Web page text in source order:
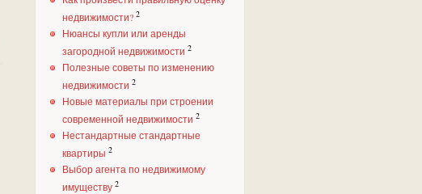
недвижимости? 2
Нюансы купли или аренды
загородной недвижимости 2
Полезные советы по изменению
недвижимости 2
Новые материалы при строении
современной недвижимости 2
Нестандартные стандартные
квартиры 2
Выбор агента по недвижимому
имуществу 2